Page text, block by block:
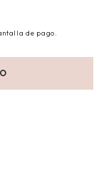
de pago.